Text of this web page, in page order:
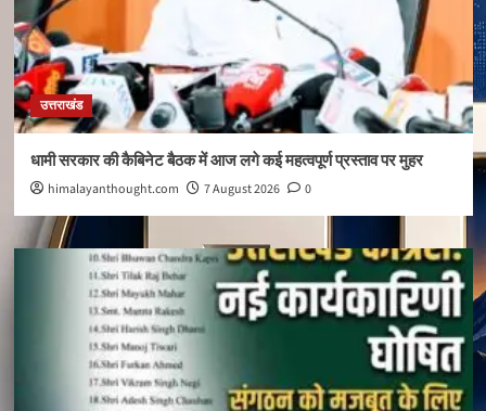
उत्तराखंड
धामी सरकार की कैबिनेट बैठक में आज लगे कई महत्वपूर्ण प्रस्ताव पर मुहर
himalayanthought.com 7 August 2026 0